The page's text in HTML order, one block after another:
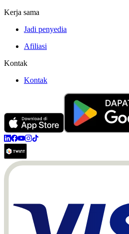
Kerja sama
Jadi penyedia
Afiliasi
Kontak
Kontak